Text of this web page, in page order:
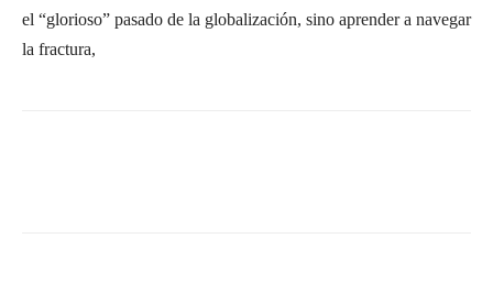
el “glorioso” pasado de la globalización, sino aprender a navegar
la fractura,